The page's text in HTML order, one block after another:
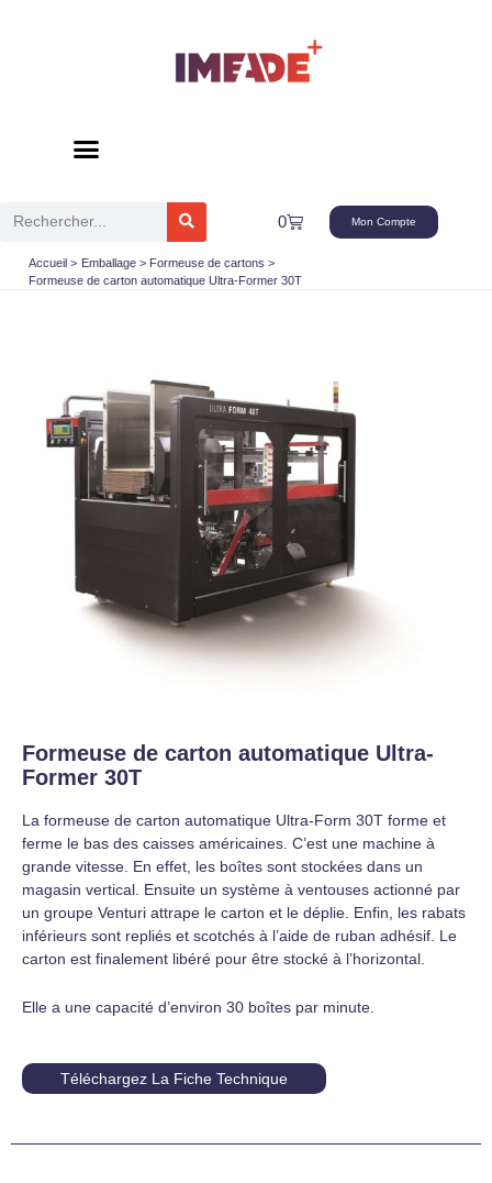
Rechercher 0
Panier Mon Compte
Accueil Emballage
Formeuse de cartons
Formeuse de carton automatique Ultra-Former 30T
Formeuse de carton automatique Ultra-
Former 30T
La formeuse de carton automatique Ultra-Form 30T forme et
ferme le bas des caisses américaines. C’est une machine à
grande vitesse. En effet, les boîtes sont stockées dans un
magasin vertical. Ensuite un système à ventouses actionné par
un groupe Venturi attrape le carton et le déplie. Enfin, les rabats
inférieurs sont repliés et scotchés à l’aide de ruban adhésif. Le
carton est finalement libéré pour être stocké à l’horizontal.
Elle a une capacité d’environ 30 boîtes par minute.
Téléchargez La Fiche Technique